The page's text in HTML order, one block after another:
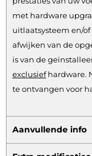
met hardware
uitlaatsysteem en/
afwijken van de
is van de
exclusiefhardware.
te ontvangen voor
Aanvullende info